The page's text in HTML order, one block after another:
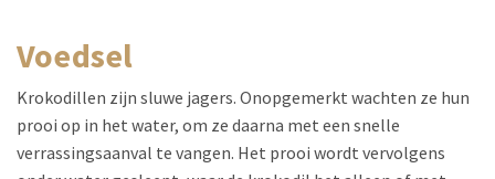
voedsel
Krokodillen zijn sluwe jagers. Onopgemerkt wachten ze hun
prooi op in het water, om ze daarna met een snelle
verrassingsaanval te vangen. Het prooi wordt vervolgens